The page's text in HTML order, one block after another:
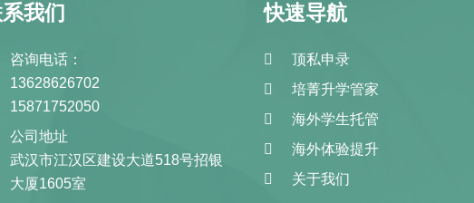
我们
咨询电话：
13628626702
15871752050
公司地址
武汉市江汉区建设大道518号招银
大厦1605室
快速导航
顶私申录
培菁升学管家
海外学生托管
海外体验提升
关于我们